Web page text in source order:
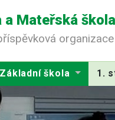
a Mateřská
organizace
Základní škola 1.